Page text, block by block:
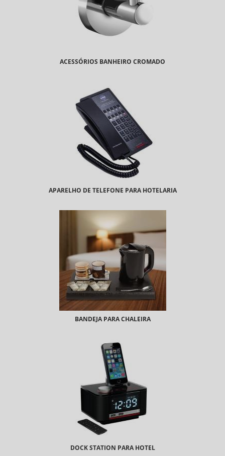
ACESSÓRIOS BANHEIRO CROMADO
APARELHO DE TELEFONE PARA HOTELARIA
BANDEJA PARA CHALEIRA
DOCK STATION PARA HOTEL